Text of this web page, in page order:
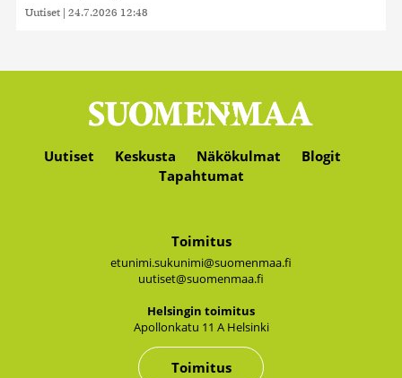
Uutiset | 24.7.2026 12:48
Uutiset Keskusta Näkökulmat
Blogit
Tapahtumat
Toimitus
etunimi.sukunimi@suomenmaa.fi
uutiset@suomenmaa.fi
Hel­sin­gin toi­mi­tus
Apol­lon­ka­tu 11 A Hel­sin­ki
Toimitus